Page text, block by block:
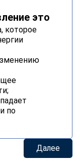
это
которое
по
Далее